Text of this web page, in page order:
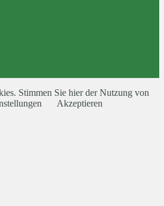
Stimmen Sie hier der Nutzung von
Akzeptieren